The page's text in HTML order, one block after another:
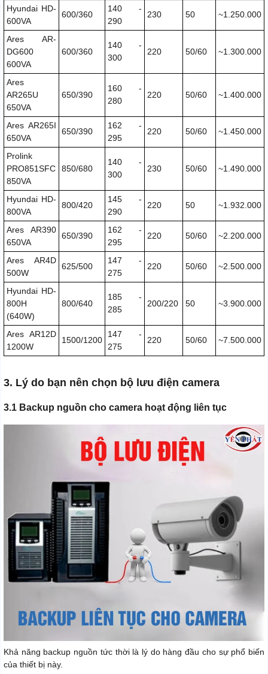
Hyundai HD-
600VA
600/360
140 -
290
230 50 ~1.250.000
Ares AR-
DG600
600VA
600/360
140 -
300
220 50/60 ~1.300.000
Ares
AR265U
650VA
650/390
160 -
280
220 50/60 ~1.400.000
Ares AR265I
650VA
650/390
162 -
295
220 50/60 ~1.450.000
Prolink
PRO851SFC
850VA
850/680
140 -
300
230 50/60 ~1.490.000
Hyundai HD-
800VA
800/420
145 -
290
220 50 ~1.932.000
Ares AR390
650VA
650/390
162 -
295
220 50/60 ~2.200.000
Ares AR4D
500W
625/500
147 -
275
220 50/60 ~2.500.000
Hyundai HD-
800H
(640W)
800/640
185 -
285
200/220 50 ~3.900.000
Ares AR12D
1200W
1500/1200
147 -
275
220 50/60 ~7.500.000
3. Lý do bạn nên chọn bộ lưu điện camera
3.1 Backup nguồn cho camera hoạt động liên tục
Khả năng backup nguồn tức thời là lý do hàng đầu cho sự phổ biến
của thiết bị này.